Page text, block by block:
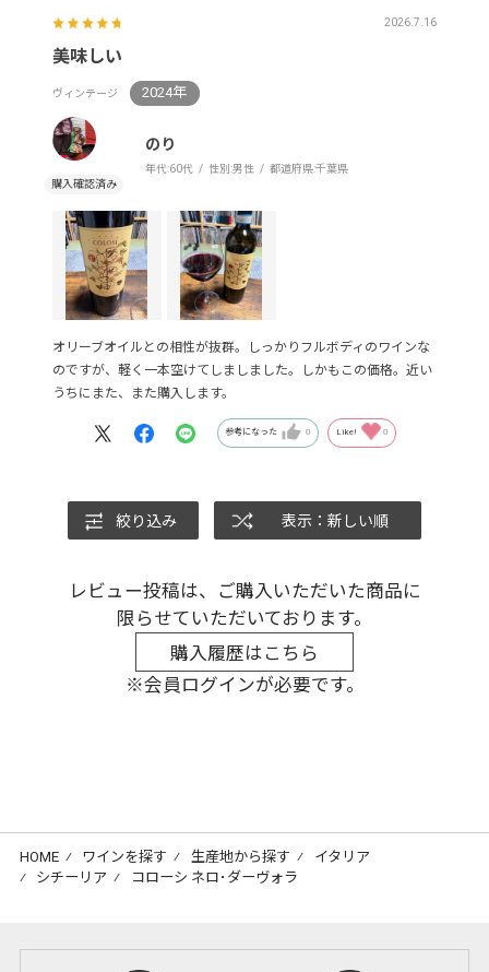
2026.7.16
美味しい
ヴィンテージ 2024年
のり
年代:60代 性別:男性 都道府県:千葉県
オリーブオイルとの相性が抜群。しっかりフルボディのワインな
のですが、軽く一本空けてしましました。しかもこの価格。近い
うちにまた、また購入します。
参考になった 0 Like! 0
絞り込み 表示：新しい順
レビュー投稿は、ご購入いただいた商品に
限らせていただいております。
購入履歴はこちら
※会員ログインが必要です。
HOME ⁄ ワインを探す ⁄ 生産地から探す ⁄ イタリア
⁄ シチーリア ⁄ コローシ ネロ･ダーヴォラ